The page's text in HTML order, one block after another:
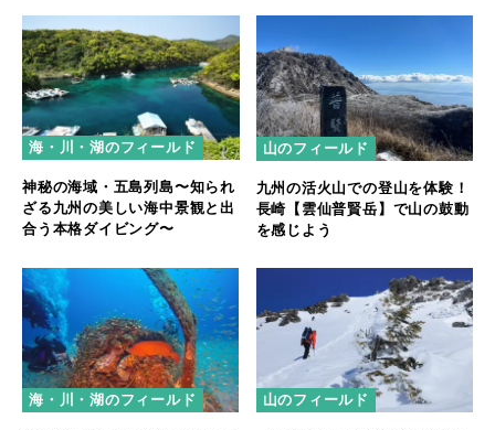
海・川・湖のフィールド
神秘の海域・五島列島〜知られ
ざる九州の美しい海中景観と出
合う本格ダイビング〜
山のフィールド
九州の活火山での登山を体験！
長崎【雲仙普賢岳】で山の鼓動
を感じよう
海・川・湖のフィールド 山のフィールド